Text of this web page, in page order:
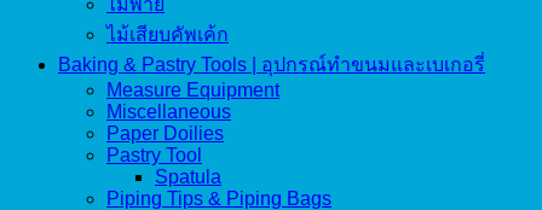
ไม้พาย
ไม้เสียบคัพเค้ก
Baking & Pastry Tools | อุปกรณ์ทำขนมและเบเกอรี่
Measure Equipment
Miscellaneous
Paper Doilies
Pastry Tool
Spatula
Piping Tips & Piping Bags